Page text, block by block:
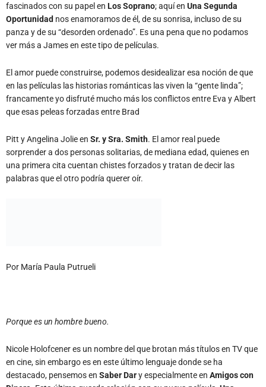
fascinados con su papel en Los Soprano; aquí en Una Segunda
Oportunidad nos enamoramos de él, de su sonrisa, incluso de su
panza y de su “desorden ordenado”. Es una pena que no podamos
ver más a James en este tipo de películas.
El amor puede construirse, podemos desidealizar esa noción de que
en las películas las historias románticas las viven la “gente linda”;
francamente yo disfruté mucho más los conflictos entre Eva y Albert
que esas peleas forzadas entre Brad
Pitt y Angelina Jolie en Sr. y Sra. Smith. El amor real puede
sorprender a dos personas solitarias, de mediana edad, quienes en
una primera cita cuentan chistes forzados y tratan de decir las
palabras que el otro podría querer oír.
en cine, sin embargo es en este último lenguaje donde se ha
Dinero . Esta última guarda relación con su nueva película, Una
Segunda Oportunidad(otro título horrible que pasa a engrosar la
abultada lista de este año), ya que ambas pertenecen al subgénero